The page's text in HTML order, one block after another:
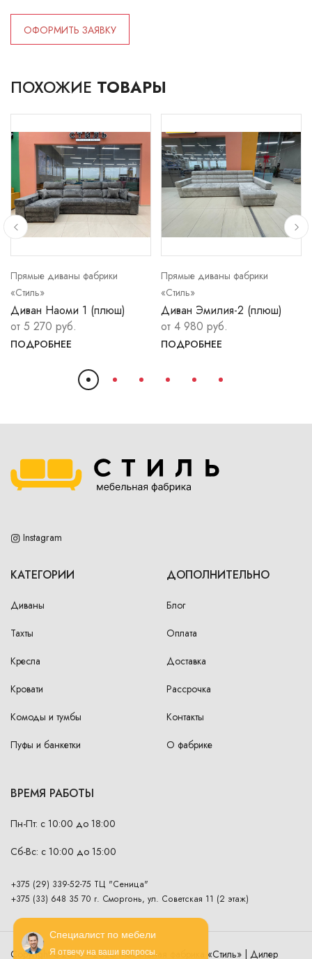
Специалист по мебели
Я отвечу на ваши вопросы.
ОФОРМИТЬ ЗАЯВКУ
ПОХОЖИЕ ТОВАРЫ
Прямые диваны фабрики
«Стиль»
Диван Наоми 1 (плюш)
от 5 270 руб.
ПОДРОБНЕЕ
Прямые диваны фабрики
«Стиль»
Диван Эмилия-2 (плюш)
от 4 980 руб.
ПОДРОБНЕЕ
Instagram
КАТЕГОРИИ
Диваны
Тахты
Кресла
Кровати
Комоды и тумбы
Пуфы и банкетки
ДОПОЛНИТЕЛЬНО
Блог
Оплата
Доставка
Рассрочка
Контакты
О фабрике
ВРЕМЯ РАБОТЫ
Пн-Пт: с 10:00 до 18:00
Сб-Вс: с 10:00 до 15:00
+375 (29) 339-52-75 ТЦ "Сеница"
+375 (33) 648 35 70 г. Сморгонь, ул. Советская 11 (2 этаж)
Copyright ©2016—2026 Мебельная фабрика «Стиль» | Дилер